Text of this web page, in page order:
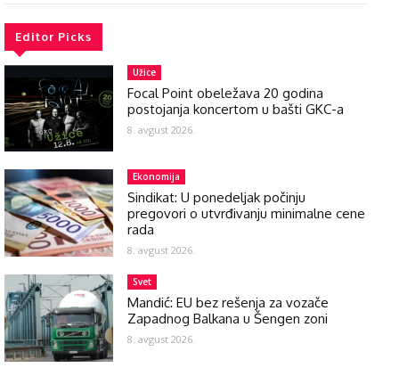
Editor Picks
Užice
Focal Point obeležava 20 godina
postojanja koncertom u bašti GKC-a
8. avgust 2026.
Ekonomija
Sindikat: U ponedeljak počinju
pregovori o utvrđivanju minimalne cene
rada
8. avgust 2026.
Svet
Mandić: EU bez rešenja za vozače
Zapadnog Balkana u Šengen zoni
8. avgust 2026.